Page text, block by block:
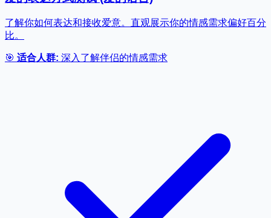
了解你如何表达和接收爱意。直观展示你的情感需求偏好百分
比。
🎯 适合人群: 深入了解伴侣的情感需求